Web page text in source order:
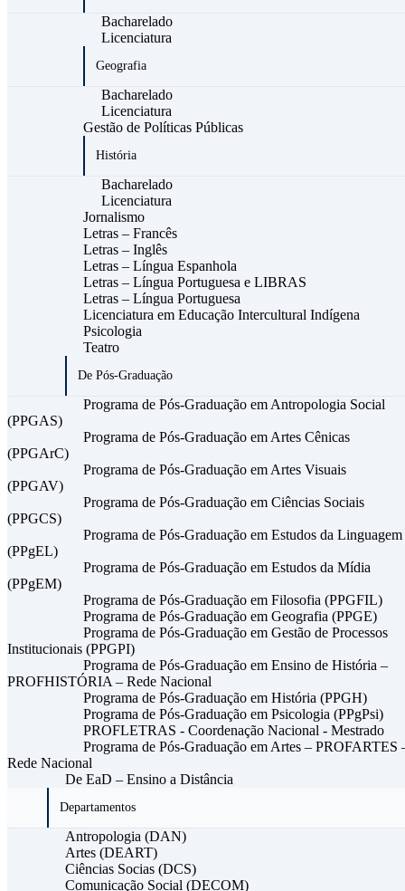
Bacharelado
Licenciatura
Geografia
Bacharelado
Licenciatura
Gestão de Políticas Públicas
História
Bacharelado
Licenciatura
Jornalismo
Letras – Francês
Letras – Inglês
Letras – Língua Espanhola
Letras – Língua Portuguesa e LIBRAS
Letras – Língua Portuguesa
Licenciatura em Educação Intercultural Indígena
Psicologia
Teatro
De Pós-Graduação
Programa de Pós-Graduação em Antropologia Social
(PPGAS)
Programa de Pós-Graduação em Artes Cênicas
(PPGArC)
Programa de Pós-Graduação em Artes Visuais
(PPGAV)
Programa de Pós-Graduação em Ciências Sociais
(PPGCS)
Programa de Pós-Graduação em Estudos da Linguagem
(PPgEL)
Programa de Pós-Graduação em Estudos da Mídia
(PPgEM)
Programa de Pós-Graduação em Filosofia (PPGFIL)
Programa de Pós-Graduação em Geografia (PPGE)
Programa de Pós-Graduação em Gestão de Processos
Institucionais (PPGPI)
Programa de Pós-Graduação em Ensino de História –
PROFHISTÓRIA – Rede Nacional
Programa de Pós-Graduação em História (PPGH)
Programa de Pós-Graduação em Psicologia (PPgPsi)
PROFLETRAS - Coordenação Nacional - Mestrado
Programa de Pós-Graduação em Artes – PROFARTES
Rede Nacional
De EaD – Ensino a Distância
Departamentos
Antropologia (DAN)
Artes (DEART)
Ciências Socias (DCS)
Comunicação Social (DECOM)